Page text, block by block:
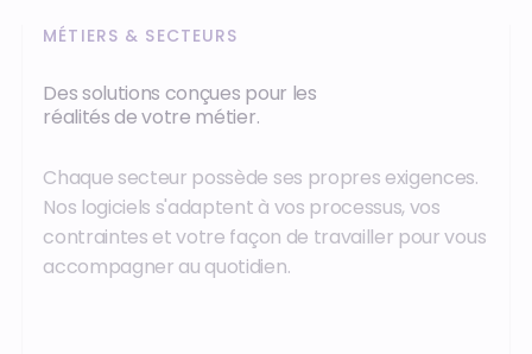
MÉTIERS & SECTEURS
Des solutions conçues pour les
réalités de votre métier.
Chaque secteur possède ses propres exigences.
Nos logiciels s'adaptent à vos processus, vos
contraintes et votre façon de travailler pour vous
accompagner au quotidien.